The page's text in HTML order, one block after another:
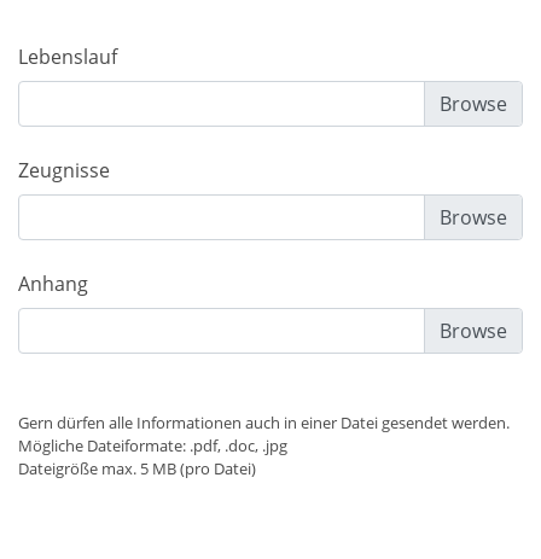
Lebenslauf
Zeugnisse
Anhang
Gern dürfen alle Informationen auch in einer Datei gesendet werden.
Mögliche Dateiformate: .pdf, .doc, .jpg
Dateigröße max. 5 MB (pro Datei)